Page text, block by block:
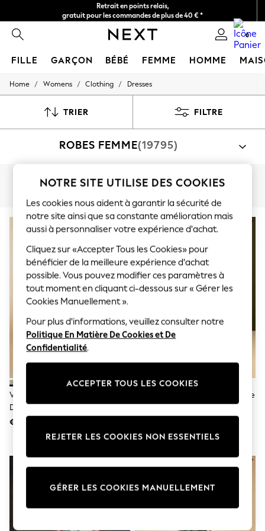
Retrait en points relais,
gratuit pour les commandes de plus de 40 € *
Livraison en 2-3 jours ouvrés*
0
FILLE GARÇON BÉBÉ FEMME HOMME
HOLIDAY SHOP
All Swimwear
Beach Dresses & Kaftans
Sliders
Jumpsuits & Playsuits
Linen Collection
Sandals
Shorts
Trousers
Sun Hats & Caps
T-Shirts & Vests
Sunglasses
Men's Holiday Shop
All Swimwear
Accessories
Footwear
Hats
Linen Collection
Sandals & Flipflops
Shorts
Sunglasses
Vests
All Swimwear
Sun Hats & Caps
Polo Shirts
Rash Vests
Shirts
Home / Womens / Clothing / Dresses
TRIER FILTRE
ROBES FEMME(19795)
Par catégorie
Vert Olive - Robe Longue De
Demoiselle D’honneur Multi-
Voies En Jersey
€ 59
Champagne Doré - Robe Longue
En Satin À Manches Longues
NOTRE SITE UTILISE DES COOKIES
Les cookies nous aident à garantir la sécurité de
notre site ainsi que sa constante amélioration mais
aussi à personnaliser votre expérience d'achat.
Cliquez sur «Accepter Tous les Cookies» pour
bénéficier de la meilleure expérience d'achat
possible. Vous pouvez modifier ces paramètres à
tout moment en cliquant ci-dessous sur « Gérer les
Cookies Manuellement ».
Pour plus d'informations, veuillez consulter notre
Politique En Matière De Cookies et De
Confidentialité.
ACCEPTER TOUS LES COOKIES
GÉRER LES COOKIES MANUELLEMENT
REJETER LES COOKIES NON ESSENTIELS